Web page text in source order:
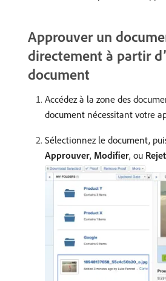
Approuver un
directement à partir
document
Accédez à la zone des
document nécessitant votre
Sélectionnez le document,
Approuver, Modifier, ou